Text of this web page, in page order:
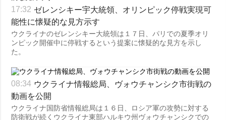
17:32 ゼレンシキー宇大統領、オリンピック停戦実現可
能性に懐疑的な見方示す
ウクライナのゼレンシキー大統領は１７日、パリでの夏季オリ
ンピック開催中に停戦するという提案に懐疑的な見方を示し
た。
08:34 ウクライナ情報総局、ヴォウチャンシク市街戦の
動画を公開
ウクライナ国防省情報総局は１６日、ロシア軍の攻勢に対する
防衛戦が続くウクライナ東部ハルキウ州ヴォウチャンシクでの